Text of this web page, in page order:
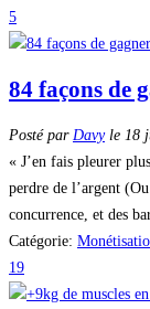
5
84 façons de
Posté par Davyle 18
« J’en fais pleurer
perdre de l’argent
concurrence, et des
Catégorie:
19